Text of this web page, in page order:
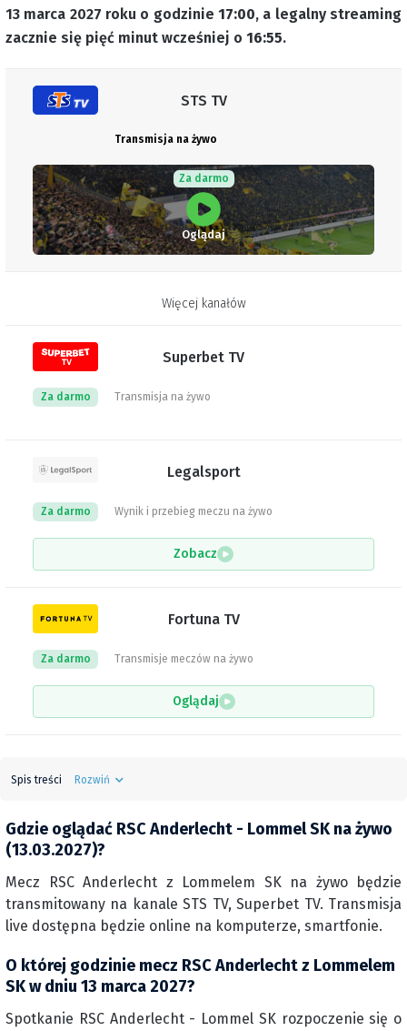
13 marca 2027 roku o godzinie 17:00, a legalny streaming
zacznie się pięć minut wcześniej o 16:55.
STS TV
Transmisja na żywo
Za darmo
Oglądaj
Więcej kanałów
Superbet TV
Transmisja na żywo
Za darmo
Legalsport
Wynik i przebieg meczu na żywo
Za darmo
Zobacz
Fortuna TV
Transmisje meczów na żywo
Za darmo
Oglądaj
Spis treści Rozwiń
Gdzie oglądać RSC Anderlecht - Lommel SK na żywo
(13.03.2027)?
Mecz RSC Anderlecht z Lommelem SK na żywo będzie
transmitowany na kanale STS TV, Superbet TV. Transmisja
live dostępna będzie online na komputerze, smartfonie.
O której godzinie mecz RSC Anderlecht z Lommelem
SK w dniu 13 marca 2027?
Spotkanie RSC Anderlecht - Lommel SK rozpoczenie się o